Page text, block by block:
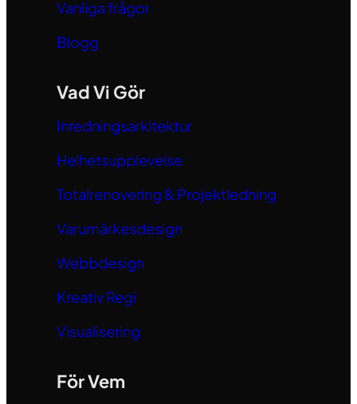
Vanliga frågor
Blogg
Vad Vi Gör
Inredningsarkitektur
Helhetsupplevelse
Totalrenovering & Projektledning
Varumärkesdesign
Webbdesign
Kreativ Regi
Visualisering
För Vem